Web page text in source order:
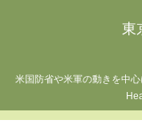
東
米国防省や米軍の動きを中